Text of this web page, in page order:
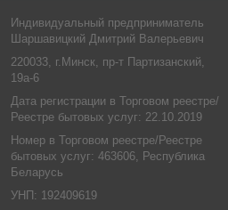
Индивидуальный предприниматель
Шаршавицкий Дмитрий Валерьевич
220033, г.Минск, пр-т Партизанский,
19а-6
Дата регистрации в Торговом реестре/
Реестре бытовых услуг: 22.10.2019
Номер в Торговом реестре/Реестре
бытовых услуг: 463606, Республика
Беларусь
УНП: 192409619